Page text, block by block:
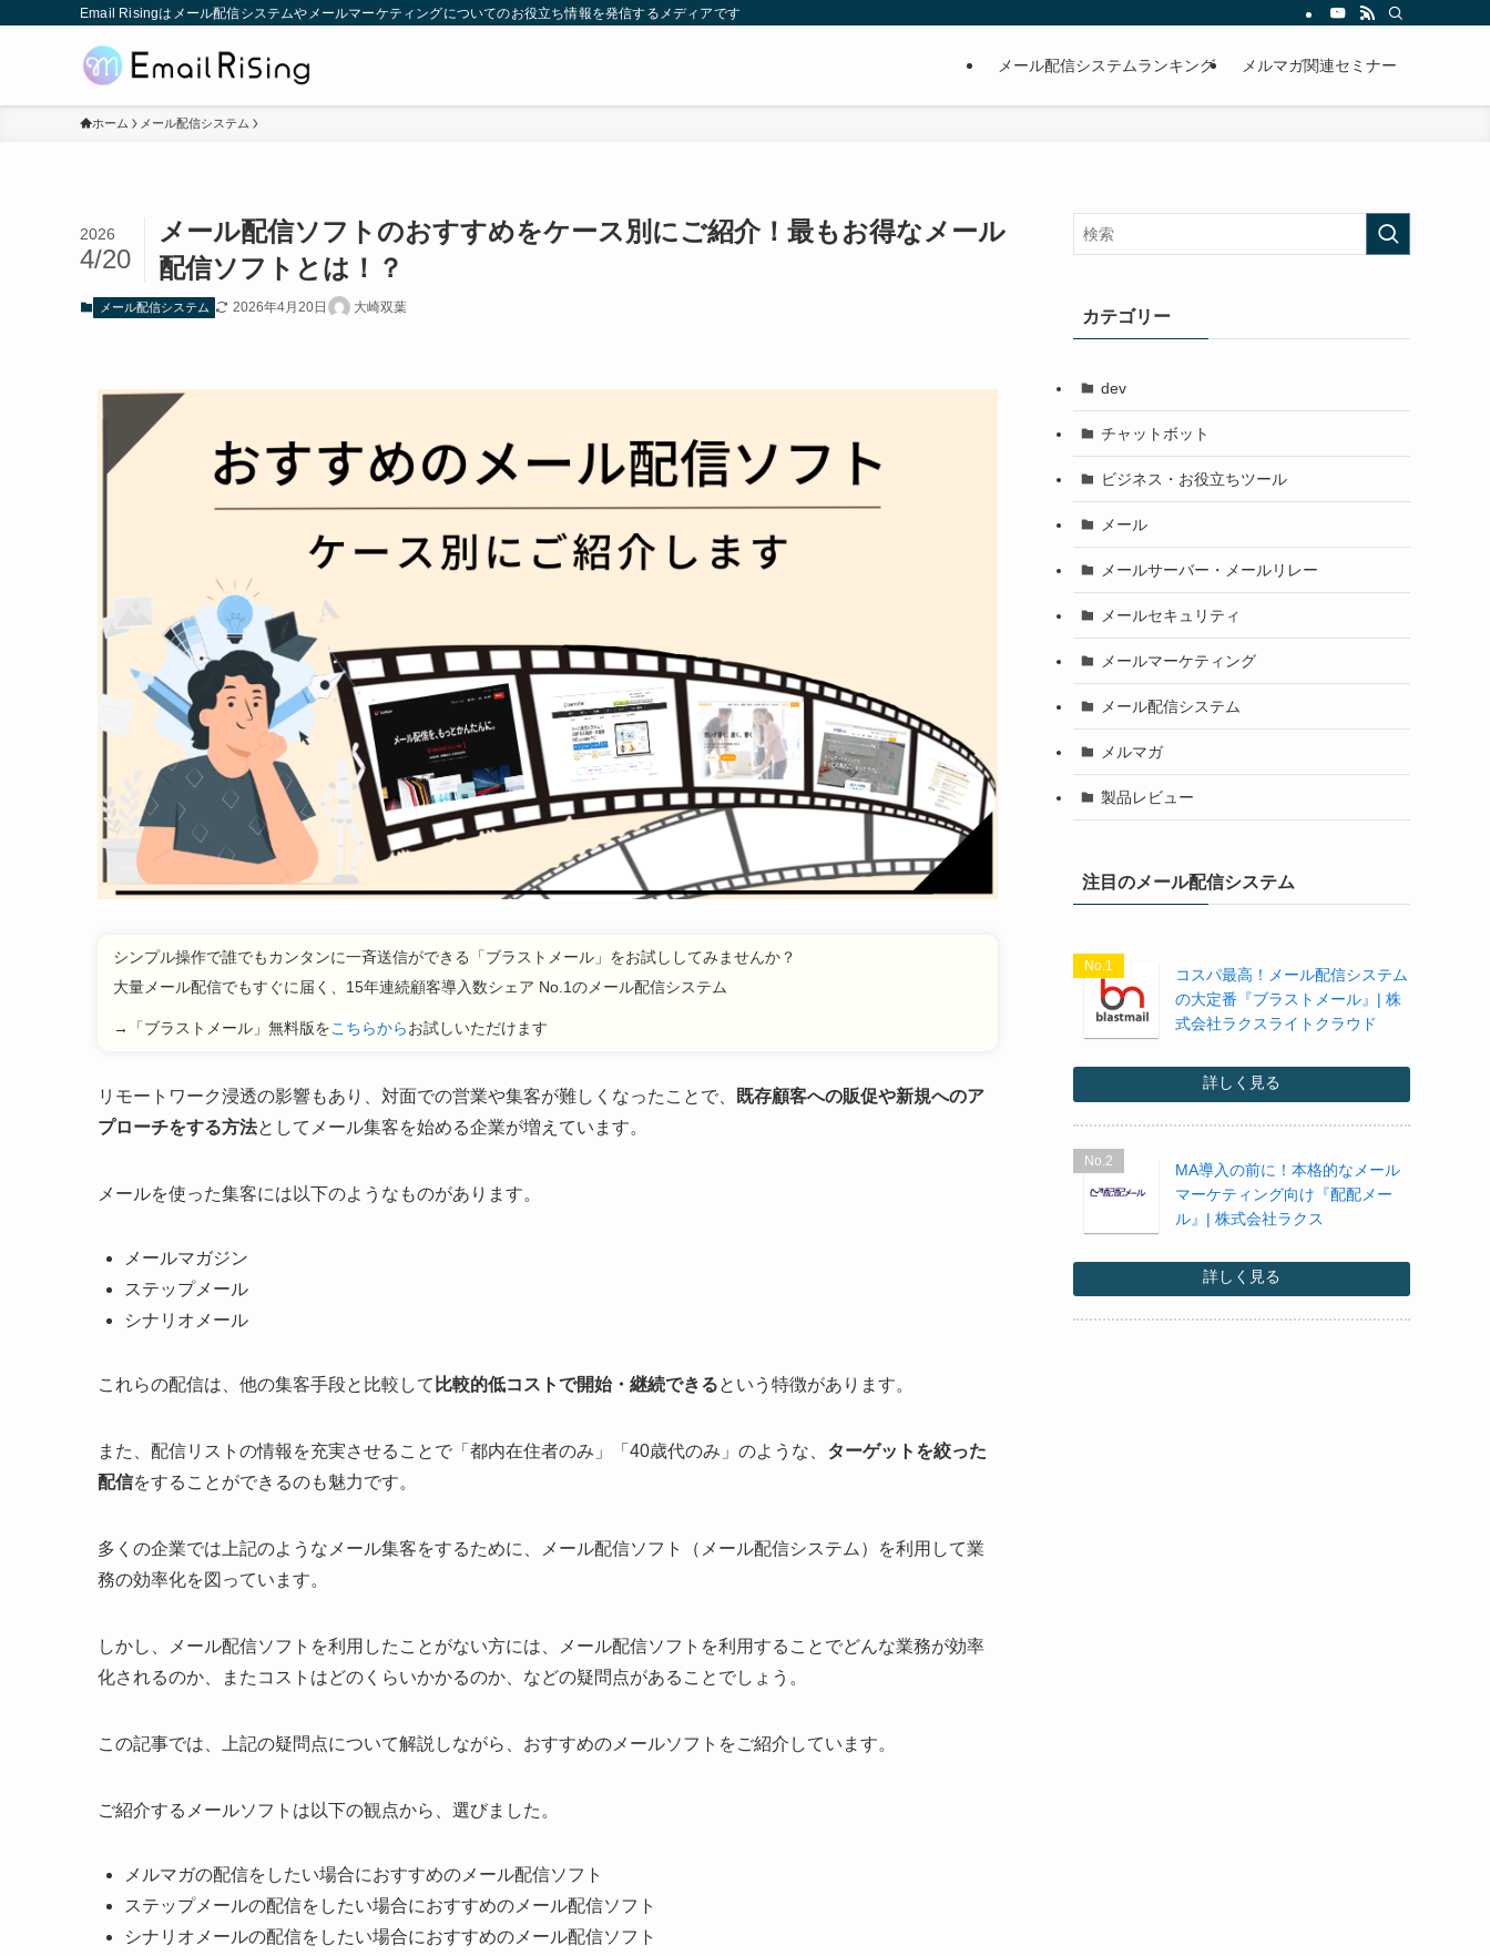
Email Risingはメール配信システムやメールマーケティングについてのお役立ち情報を発信するメディアです
メール配信システムランキング メルマガ関連セミナー
ホーム メール配信システム
メール配信ソフトのおすすめをケース別にご紹介！最もお得なメール
配信ソフトとは！？
2026
4/20
メール配信システム 2026年4月20日 大崎双葉
シンプル操作で誰でもカンタンに一斉送信ができる「ブラストメール」をお試ししてみませんか？
大量メール配信でもすぐに届く、15年連続顧客導入数シェア No.1のメール配信システム
→「ブラストメール」無料版を こちらから お試しいただけます
リモートワーク浸透の影響もあり、対面での営業や集客が難しくなったことで、
既存顧客への販促や新規へのア
プローチをする方法としてメール集客を始める企業が増えています。
メールを使った集客には以下のようなものがあります。
メールマガジン
ステップメール
シナリオメール
これらの配信は、他の集客手段と比較して 比較的低コストで開始・継続できるという特徴があります。
また、配信リストの情報を充実させることで「都内在住者のみ」「40歳代のみ」のような、 ターゲットを絞った
配信をすることができるのも魅力です。
多くの企業では上記のようなメール集客をするために、メール配信ソフト（メール配信システム）を利用して業
務の効率化を図っています。
しかし、メール配信ソフトを利用したことがない方には、メール配信ソフトを利用することでどんな業務が効率
化されるのか、またコストはどのくらいかかるのか、などの疑問点があることでしょう。
この記事では、上記の疑問点について解説しながら、おすすめのメールソフトをご紹介しています。
ご紹介するメールソフトは以下の観点から、選びました。
メルマガの配信をしたい場合におすすめのメール配信ソフト
ステップメールの配信をしたい場合におすすめのメール配信ソフト
シナリオメールの配信をしたい場合におすすめのメール配信ソフト
カテゴリー
dev
チャットボット
ビジネス・お役立ちツール
メール
メールサーバー・メールリレー
メールセキュリティ
メールマーケティング
メール配信システム
メルマガ
製品レビュー
注目のメール配信システム
No.1
コスパ最高！メール配信システム
の大定番『ブラストメール』| 株
式会社ラクスライトクラウド
詳しく見る
No.2
MA導入の前に！本格的なメール
マーケティング向け『配配メー
ル』| 株式会社ラクス
詳しく見る